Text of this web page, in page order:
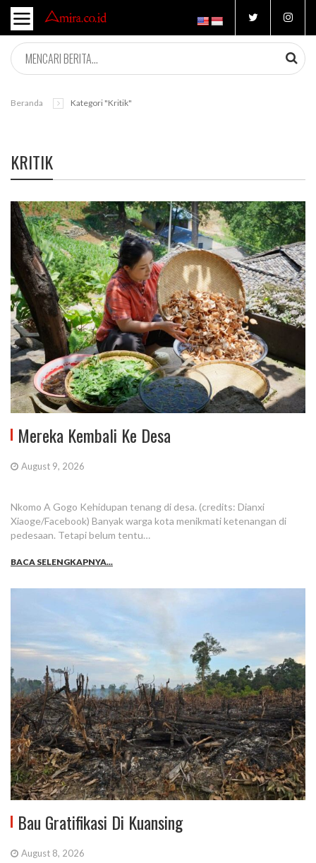
Beranda Kategori "kritik"
KRITIK
Mereka Kembali Ke Desa
August 9, 2026
Nkomo A Gogo Kehidupan tenang di desa. (credits: Dianxi
Xiaoge/Facebook) Banyak warga kota menikmati ketenangan di
pedesaan. Tetapi belum tentu…
BACA SELENGKAPNYA...
Bau Gratifikasi Di Kuansing
August 8, 2026